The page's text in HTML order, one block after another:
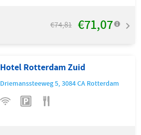
Hotel Rotterdam Zuid
Driemanssteeweg 5,3084 CA Rotterdam
€74,81 €71,07